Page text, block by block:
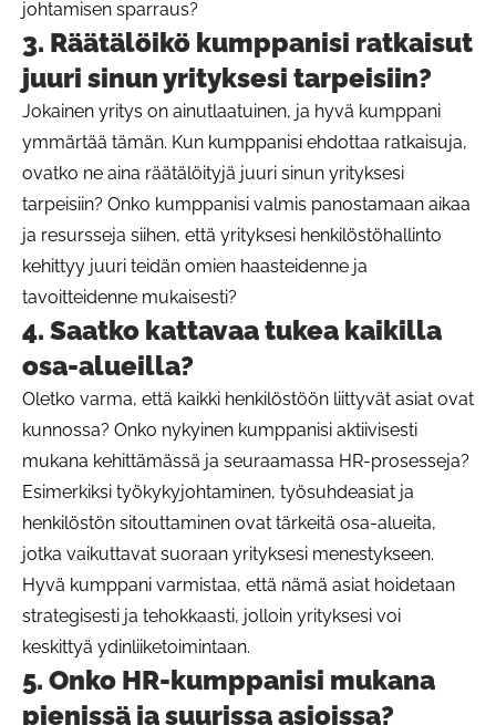
johtamisen sparraus?
3. Räätälöikö kumppanisi ratkaisut
juuri sinun yrityksesi tarpeisiin?
Jokainen yritys on ainutlaatuinen, ja hyvä kumppani
ymmärtää tämän. Kun kumppanisi ehdottaa ratkaisuja,
ovatko ne aina räätälöityjä juuri sinun yrityksesi
tarpeisiin? Onko kumppanisi valmis panostamaan aikaa
ja resursseja siihen, että yrityksesi henkilöstöhallinto
kehittyy juuri teidän omien haasteidenne ja
tavoitteidenne mukaisesti?
4. Saatko kattavaa tukea kaikilla
osa-alueilla?
Oletko varma, että kaikki henkilöstöön liittyvät asiat ovat
kunnossa? Onko nykyinen kumppanisi aktiivisesti
mukana kehittämässä ja seuraamassa HR-prosesseja?
Esimerkiksi työkykyjohtaminen, työsuhdeasiat ja
henkilöstön sitouttaminen ovat tärkeitä osa-alueita,
jotka vaikuttavat suoraan yrityksesi menestykseen.
Hyvä kumppani varmistaa, että nämä asiat hoidetaan
strategisesti ja tehokkaasti, jolloin yrityksesi voi
keskittyä ydinliiketoimintaan.
5. Onko HR-kumppanisi mukana
pienissä ja suurissa asioissa?